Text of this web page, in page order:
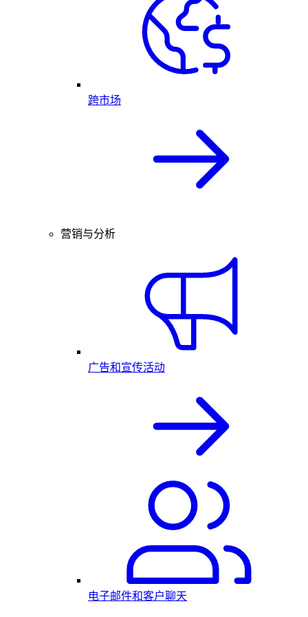
跨市场
营销与分析
广告和宣传活动
电子邮件和客户聊天